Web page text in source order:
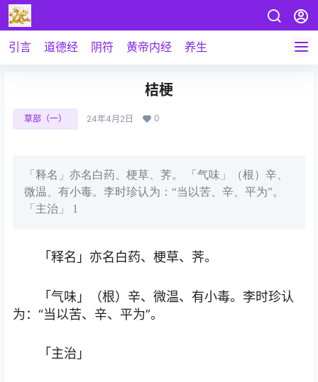
引言 道德经 阴符 黄帝内经 养生
桔梗
草部（一） 24年4月2日 0
「释名」亦名白药、梗草、荠。 「气味」（根）辛、
微温、有小毒。李时珍认为：“当以苦、辛、平为”。
「主治」 1
「释名」亦名白药、梗草、荠。
「气味」（根）辛、微温、有小毒。李时珍认
为：“当以苦、辛、平为”。
「主治」